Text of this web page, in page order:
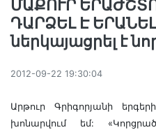
ՄԱՔՈՒՐ
ԴԱՐՁԵԼ Է
ներկայացրել է
2012-09-22 19:30:04
Արթուր Գրիգորյանի
խոնարվում եմ: